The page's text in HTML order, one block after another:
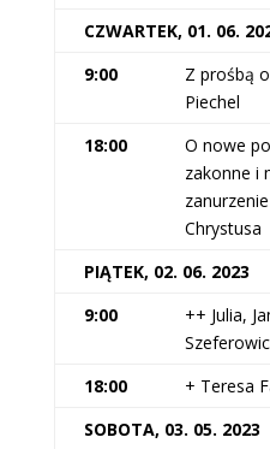
CZWARTEK, 01. 06.
9:00
Z prośbą
Piechel
18:00
O nowe
zakonne i
Chrystusa
PIĄTEK, 02. 06. 2023
9:00
++ Julia,
18:00
+ Teresa
SOBOTA, 03. 05. 2023